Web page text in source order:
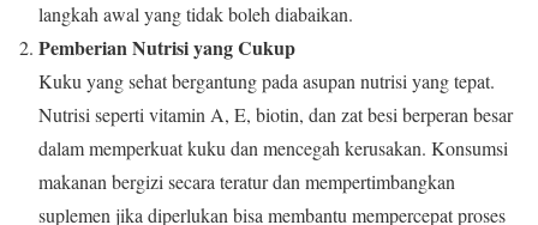
langkah awal yang tidak boleh diabaikan.
Pemberian Nutrisi yang Cukup
Kuku yang sehat bergantung pada asupan nutrisi yang tepat.
Nutrisi seperti vitamin A, E, biotin, dan zat besi berperan besar
dalam memperkuat kuku dan mencegah kerusakan. Konsumsi
makanan bergizi secara teratur dan mempertimbangkan
suplemen jika diperlukan bisa membantu mempercepat proses